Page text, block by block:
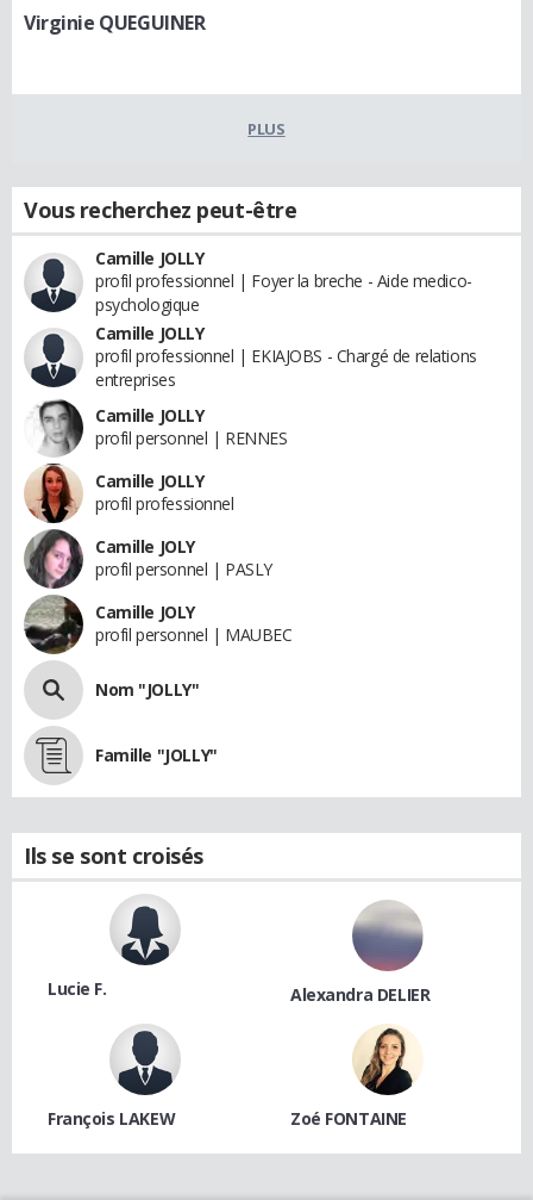
Virginie QUEGUINER
PLUS
Vous recherchez peut-être
Camille JOLLY
profil professionnel | Foyer la breche - Aide medico-
psychologique
Camille JOLLY
profil professionnel | EKIAJOBS - Chargé de relations
entreprises
Camille JOLLY
profil personnel | RENNES
Camille JOLLY
profil professionnel
Camille JOLY
profil personnel | PASLY
Camille JOLY
profil personnel | MAUBEC
Nom "JOLLY"
Famille "JOLLY"
Ils se sont croisés
Lucie F. Alexandra DELIER
François LAKEW Zoé FONTAINE